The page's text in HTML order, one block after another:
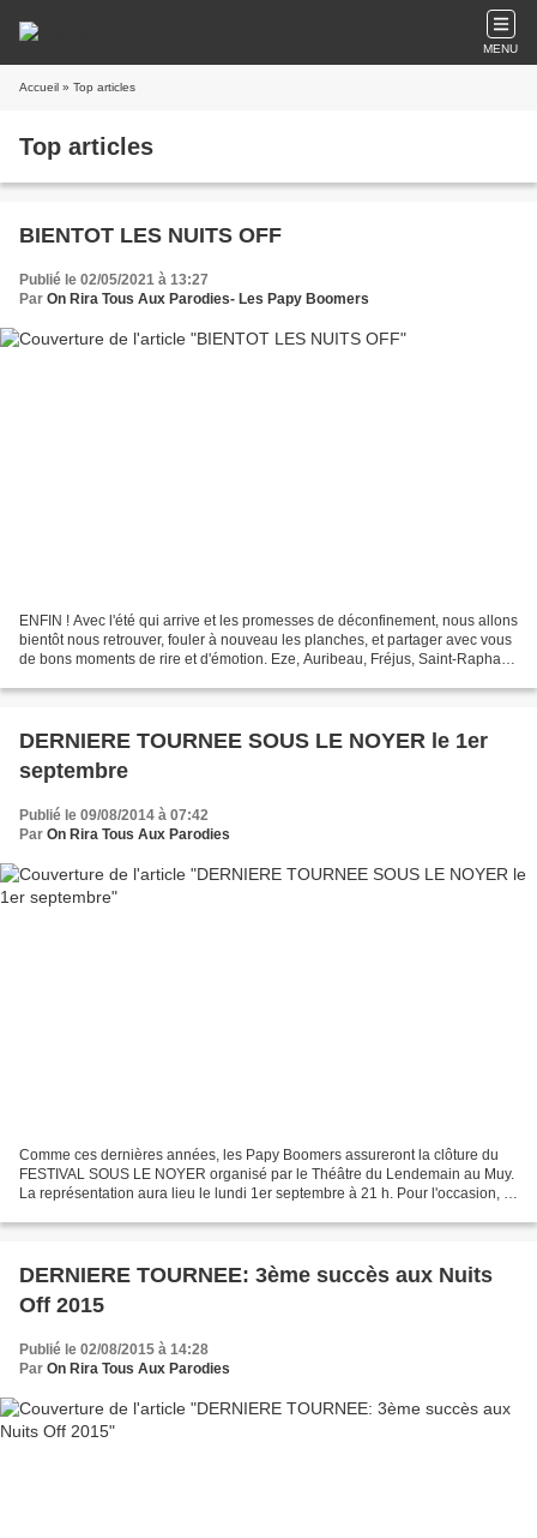
MENU
Accueil » Top articles
Top articles
BIENTOT LES NUITS OFF
Publié le 02/05/2021 à 13:27
Par On Rira Tous Aux Parodies- Les Papy Boomers
ENFIN ! Avec l'été qui arrive et les promesses de déconfinement, nous allons
bientôt nous retrouver, fouler à nouveau les planches, et partager avec vous
de bons moments de rire et d'émotion. Eze, Auribeau, Fréjus, Saint-Raphaël,
DERNIERE TOURNEE SOUS LE NOYER le 1er
septembre
Publié le 09/08/2014 à 07:42
Par On Rira Tous Aux Parodies
Comme ces dernières années, les Papy Boomers assureront la clôture du
FESTIVAL SOUS LE NOYER organisé par le Théâtre du Lendemain au Muy.
La représentation aura lieu le lundi 1er septembre à 21 h. Pour l'occasion, le
DERNIERE TOURNEE: 3ème succès aux Nuits
Off 2015
Publié le 02/08/2015 à 14:28
Par On Rira Tous Aux Parodies